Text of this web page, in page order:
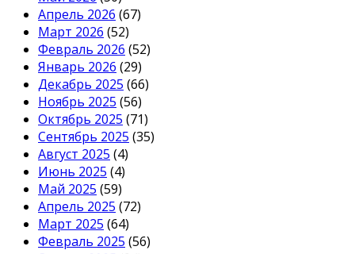
Апрель 2026 (67)
Март 2026 (52)
Февраль 2026 (52)
Январь 2026 (29)
Декабрь 2025 (66)
Ноябрь 2025 (56)
Октябрь 2025 (71)
Сентябрь 2025 (35)
Август 2025 (4)
Июнь 2025 (4)
Май 2025 (59)
Апрель 2025 (72)
Март 2025 (64)
Февраль 2025 (56)